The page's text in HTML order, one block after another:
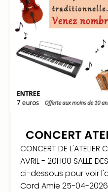
CONCERT
CONCERT DE L'ATELIER
AVRIL - 20H00 SALLE
ci-dessous pour voir
Cord Amie 25-04-2026